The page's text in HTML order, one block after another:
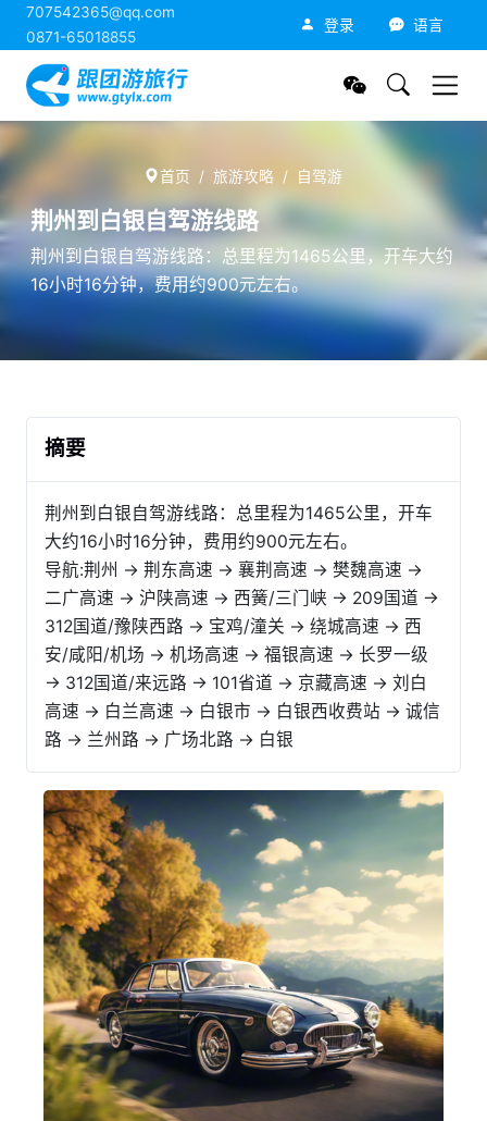
707542365@qq.com
0871-65018855
登录 语言
首页 旅游攻略 自驾游
荆州到白银自驾游线路
荆州到白银自驾游线路：总里程为1465公里，开车大约
16小时16分钟，费用约900元左右。
摘要
荆州到白银自驾游线路：总里程为1465公里，开车
大约16小时16分钟，费用约900元左右。
导航:荆州 → 荆东高速 → 襄荆高速 → 樊魏高速 →
二广高速 → 沪陕高速 → 西簧/三门峡 → 209国道 →
312国道/豫陕西路 → 宝鸡/潼关 → 绕城高速 → 西
安/咸阳/机场 → 机场高速 → 福银高速 → 长罗一级
→ 312国道/来远路 → 101省道 → 京藏高速 → 刘白
高速 → 白兰高速 → 白银市 → 白银西收费站 → 诚信
路 → 兰州路 → 广场北路 → 白银